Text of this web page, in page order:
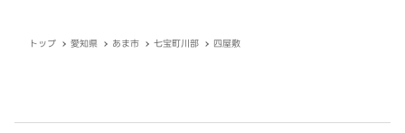
トップ 愛知県 あま市 七宝町川部 四屋敷